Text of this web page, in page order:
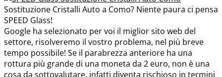
Sostituzione Cristalli Auto a Como? Niente paura ci pensa
SPEED Glass!
Google ha selezionato per voi il miglior sito web del
settore, risolveremo il vostro problema, nel più breve
tempo possibile! Se il parabrezza anteriore ha una
rottura più grande di una moneta da 2 euro, non è una
cosa da sottovalutare, infatti diventa rischioso in termini